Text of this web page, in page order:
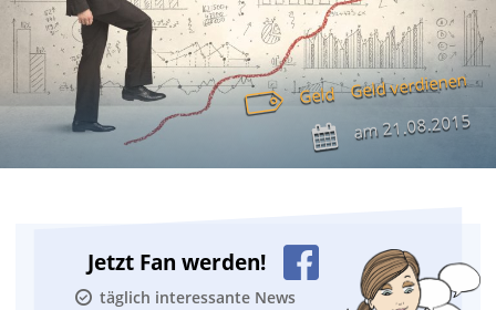
Geld Geld verdienen
am21.08.2015
Jetzt Fan werden!
täglich interessante News